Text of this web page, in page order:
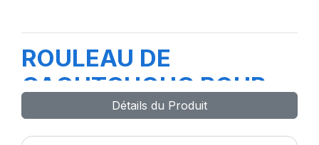
ROULEAU DE
CAOUTCHOUC POUR
EXTRUDEUSE
Détails du Produit